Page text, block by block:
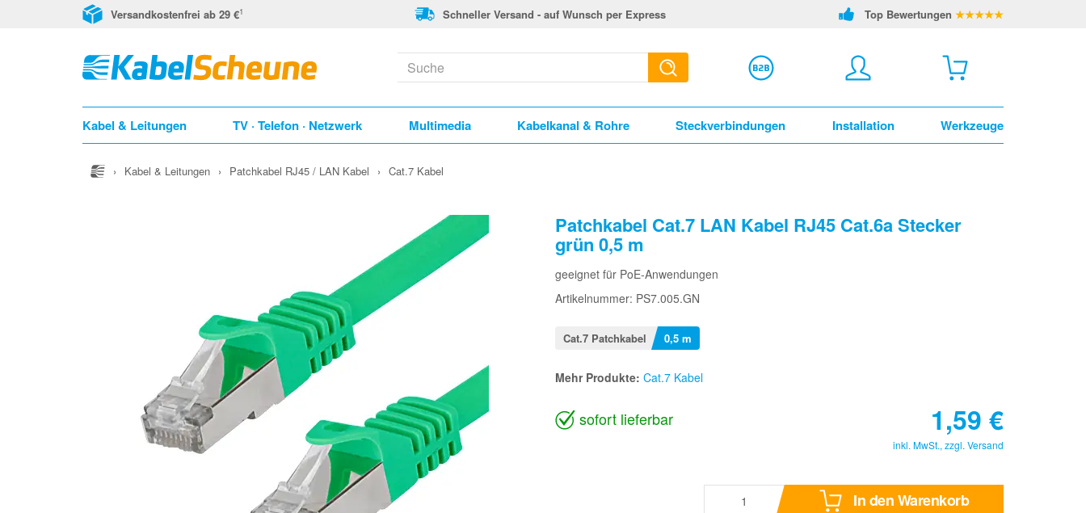
Versandkostenfrei ab 29 €1 Schneller Versand - auf Wunsch per Express Top Bewertungen ★★★★★
Kabel & Leitungen TV · Telefon · Netzwerk Multimedia Kabelkanal & Rohre Steckverbindungen Installation Werkzeuge
› Kabel & Leitungen › Patchkabel RJ45 / LAN Kabel › Cat.7 Kabel
Patchkabel Cat.7 LAN Kabel RJ45 Cat.6a Stecker
grün 0,5 m
geeignet für PoE-Anwendungen
Artikelnummer: PS7.005.GN
Cat.7 Patchkabel 0,5 m
Mehr Produkte: Cat.7 Kabel
sofort lieferbar 1,59 €
inkl. MwSt., zzgl. Versand
In den Warenkorb